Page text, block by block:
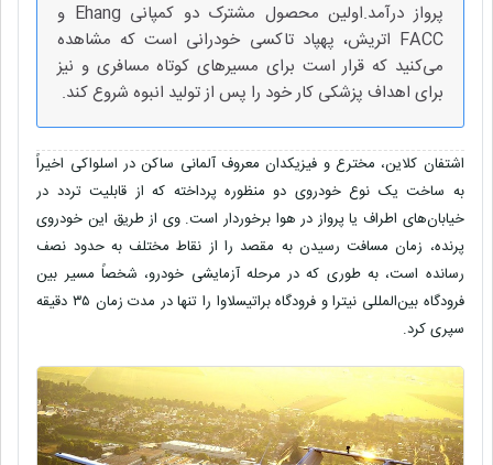
پرواز درآمد.اولین محصول مشترک دو کمپانی Ehang و
FACC اتریش، پهپاد تاکسی خودرانی است که مشاهده
می‌کنید که قرار است برای مسیرهای کوتاه مسافری و نیز
برای اهداف پزشکی کار خود را پس از تولید انبوه شروع کند.
اشتفان کلاین، مخترع و فیزیکدان معروف آلمانی ساکن در اسلواکی اخیراً
به ساخت یک نوع خودروی دو منظوره پرداخته که از قابلیت تردد در
خیابان‌های اطراف یا پرواز در هوا برخوردار است. وی از طریق این خودروی
پرنده، زمان مسافت رسیدن به مقصد را از نقاط مختلف به حدود نصف
رسانده است، به طوری که در مرحله آزمایشی خودرو، شخصاً مسیر بین
فرودگاه بین‌المللی نیترا و فرودگاه براتیسلاوا را تنها در مدت زمان ۳۵ دقیقه
سپری کرد.